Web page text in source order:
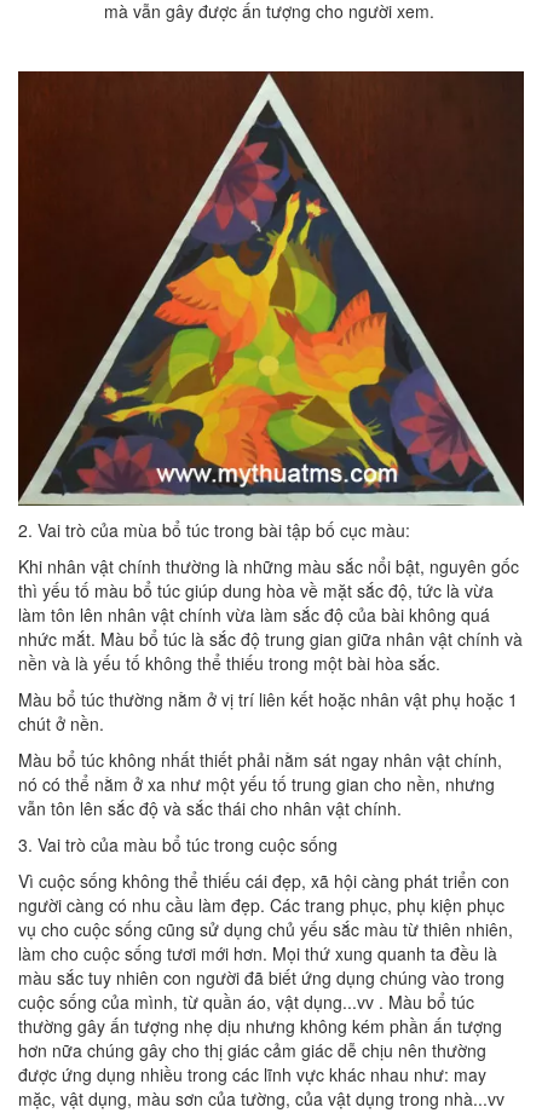
mà vẫn gây được ấn tượng cho người xem.
2. Vai trò của mùa bổ túc trong bài tập bố cục màu:
Khi nhân vật chính thường là những màu sắc nổi bật, nguyên gốc
thì yếu tố màu bổ túc giúp dung hòa về mặt sắc độ, tức là vừa
làm tôn lên nhân vật chính vừa làm sắc độ của bài không quá
nhức mắt. Màu bổ túc là sắc độ trung gian giữa nhân vật chính và
nền và là yếu tố không thể thiếu trong một bài hòa sắc.
Màu bổ túc thường nằm ở vị trí liên kết hoặc nhân vật phụ hoặc 1
chút ở nền.
Màu bổ túc không nhất thiết phải nằm sát ngay nhân vật chính,
nó có thể nằm ở xa như một yếu tố trung gian cho nền, nhưng
vẫn tôn lên sắc độ và sắc thái cho nhân vật chính.
3. Vai trò của màu bổ túc trong cuộc sống
Vì cuộc sống không thể thiếu cái đẹp, xã hội càng phát triển con
người càng có nhu cầu làm đẹp. Các trang phục, phụ kiện phục
vụ cho cuộc sống cũng sử dụng chủ yếu sắc màu từ thiên nhiên,
làm cho cuộc sống tươi mới hơn. Mọi thứ xung quanh ta đều là
màu sắc tuy nhiên con người đã biết ứng dụng chúng vào trong
cuộc sống của mình, từ quần áo, vật dụng...vv . Màu bổ túc
thường gây ấn tượng nhẹ dịu nhưng không kém phần ấn tượng
hơn nữa chúng gây cho thị giác cảm giác dễ chịu nên thường
được ứng dụng nhiều trong các lĩnh vực khác nhau như: may
mặc, vật dụng, màu sơn của tường, của vật dụng trong nhà...vv